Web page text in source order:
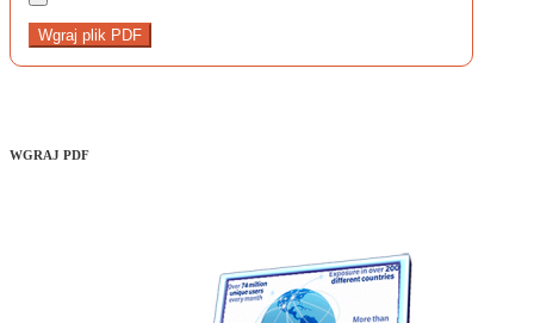
Wgraj plik PDF
WGRAJ PDF